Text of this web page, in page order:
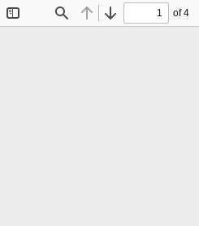
Find Previous
Next
of 4